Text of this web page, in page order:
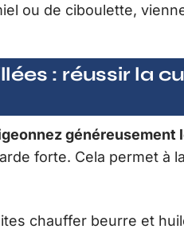
ou de ciboulette,
: réussir la
généreusement
forte. Cela permet à
chauffer beurre et